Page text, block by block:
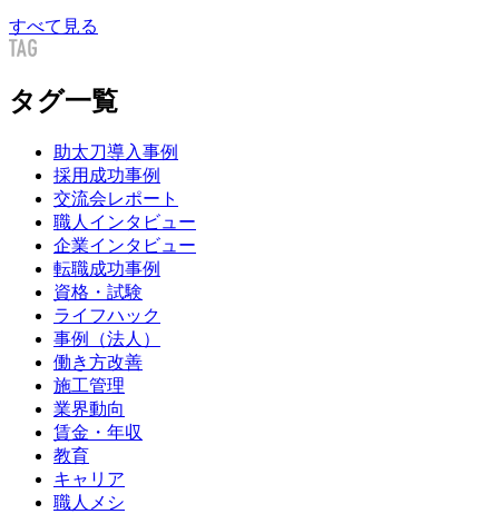
すべて見る
タグ一覧
助太刀導入事例
採用成功事例
交流会レポート
職人インタビュー
企業インタビュー
転職成功事例
資格・試験
ライフハック
事例（法人）
働き方改善
施工管理
業界動向
賃金・年収
教育
キャリア
職人メシ